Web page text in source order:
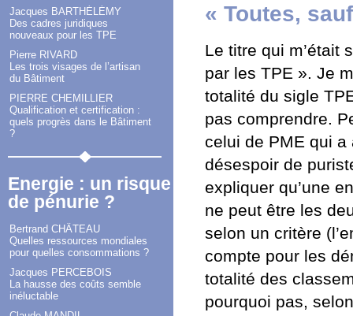
Jacques BARTHÉLÉMY
Des cadres juridiques
nouveaux pour les TPE
Pierre RIVARD
Les trois visages de l’artisan
du Bâtiment
PIERRE CHEMILLIER
Qualification et certification :
quels progrès dans le Bâtiment
?
Energie : un risque
de pénurie ?
Bertrand CHÂTEAU
Quelles ressources mondiales
pour quelles consommations ?
Jacques PERCEBOIS
La hausse des coûts semble
inéluctable
« Toutes,
Le titre qui m’était
par les TPE ». Je
totalité du sigle
pas comprendre.
celui de PME qui
désespoir de
expliquer qu’une
ne peut être les
selon un critère
compte pour les
totalité des
pourquoi pas,